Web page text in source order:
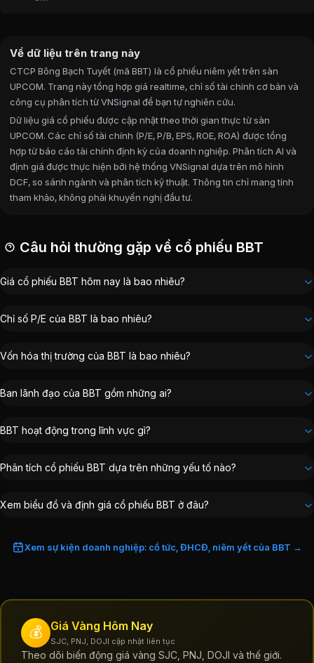
Về dữ liệu trên trang này
CTCP Bông Bạch Tuyết (mã BBT) là cổ phiếu niêm yết trên sàn
UPCOM. Trang này tổng hợp giá realtime, chỉ số tài chính cơ bản và
công cụ phân tích từ VNSignal để bạn tự nghiên cứu.
Dữ liệu giá cổ phiếu được cập nhật theo thời gian thực từ sàn
UPCOM. Các chỉ số tài chính (P/E, P/B, EPS, ROE, ROA) được tổng
hợp từ báo cáo tài chính định kỳ của doanh nghiệp. Phân tích AI và
định giá được thực hiện bởi hệ thống VNSignal dựa trên mô hình
DCF, so sánh ngành và phân tích kỹ thuật. Thông tin chỉ mang tính
tham khảo, không phải khuyến nghị đầu tư.
Câu hỏi thường gặp về cổ phiếu BBT
Giá cổ phiếu BBT hôm nay là bao nhiêu?
Chỉ số P/E của BBT là bao nhiêu?
Vốn hóa thị trường của BBT là bao nhiêu?
Ban lãnh đạo của BBT gồm những ai?
BBT hoạt động trong lĩnh vực gì?
Phân tích cổ phiếu BBT dựa trên những yếu tố nào?
Xem biểu đồ và định giá cổ phiếu BBT ở đâu?
Xem sự kiện doanh nghiệp: cổ tức, ĐHCĐ, niêm yết của BBT →
💰 Giá Vàng Hôm Nay
SJC, PNJ, DOJI cập nhật liên tục
Theo dõi biến động giá vàng SJC, PNJ, DOJI và thế giới.